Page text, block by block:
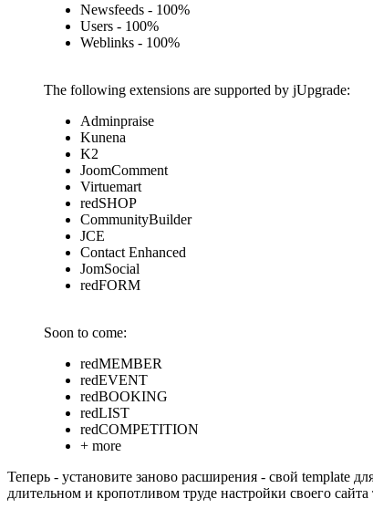
Newsfeeds - 100%
Users - 100%
Weblinks - 100%
The following extensions are supported by jUpgrade:
Adminpraise
Kunena
K2
JoomComment
Virtuemart
redSHOP
CommunityBuilder
JCE
Contact Enhanced
JomSocial
redFORM
Soon to come:
redMEMBER
redEVENT
redBOOKING
redLIST
redCOMPETITION
+ more
Теперь - установите заново расширения - свой template
длительном и кропотливом труде настройки своего